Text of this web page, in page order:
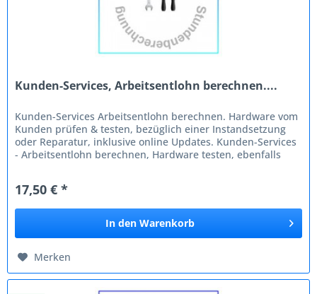
Kunden-Services, Arbeitsentlohn berechnen....
Kunden-Services Arbeitsentlohn berechnen. Hardware vom
Kunden prüfen & testen, bezüglich einer Instandsetzung
oder Reparatur, inklusive online Updates. Kunden-Services
- Arbeitsentlohn berechnen, Hardware testen, ebenfalls
17,50 € *
In den Warenkorb
Merken